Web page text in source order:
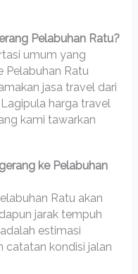
Pelabuhan Ratu?
umum yang
Pelabuhan Ratu
jasa travel dari
harga travel
kami tawarkan
ke Pelabuhan
Ratu akan
jarak tempuh
estimasi
catatan kondisi jalan